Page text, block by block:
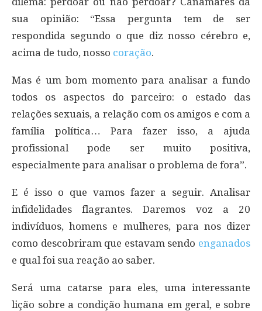
sua opinião: “Essa pergunta tem de ser
respondida segundo o que diz nosso cérebro e,
acima de tudo, nosso coração.
Mas é um bom momento para analisar a fundo
todos os aspectos do parceiro: o estado das
relações sexuais, a relação com os amigos e com a
família política… Para fazer isso, a ajuda
profissional pode ser muito positiva,
especialmente para analisar o problema de fora”.
E é isso o que vamos fazer a seguir. Analisar
infidelidades flagrantes. Daremos voz a 20
indivíduos, homens e mulheres, para nos dizer
como descobriram que estavam sendo enganados
e qual foi sua reação ao saber.
Será uma catarse para eles, uma interessante
lição sobre a condição humana em geral, e sobre